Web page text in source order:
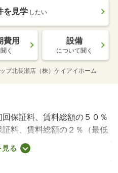
を見学 したい
費用
く
設備
について聞く
プ北長瀬店（株）ケイアイホーム
保証料、賃料総額の５０％
証料、賃料総額の２％（最低
居可／子供可／駐２台可／
社いえらぶパートナーズ／
る